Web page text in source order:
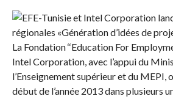
La Fondation ‘‘Education For
Intel Corporation, avec l’appui du
l’Enseignement supérieur et du MEPI,
début de l’année 2013 dans plusieurs